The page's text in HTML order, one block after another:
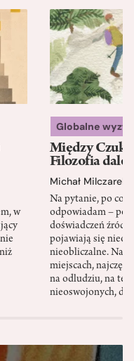
w
Globalne
Między
Filozofia
Michał Milczarek
Na pytanie, po co
odpowiadam – po
doświadczeń
pojawiają się
nieobliczalne.
miejscach,
na odludziu, na
nieoswojonych,